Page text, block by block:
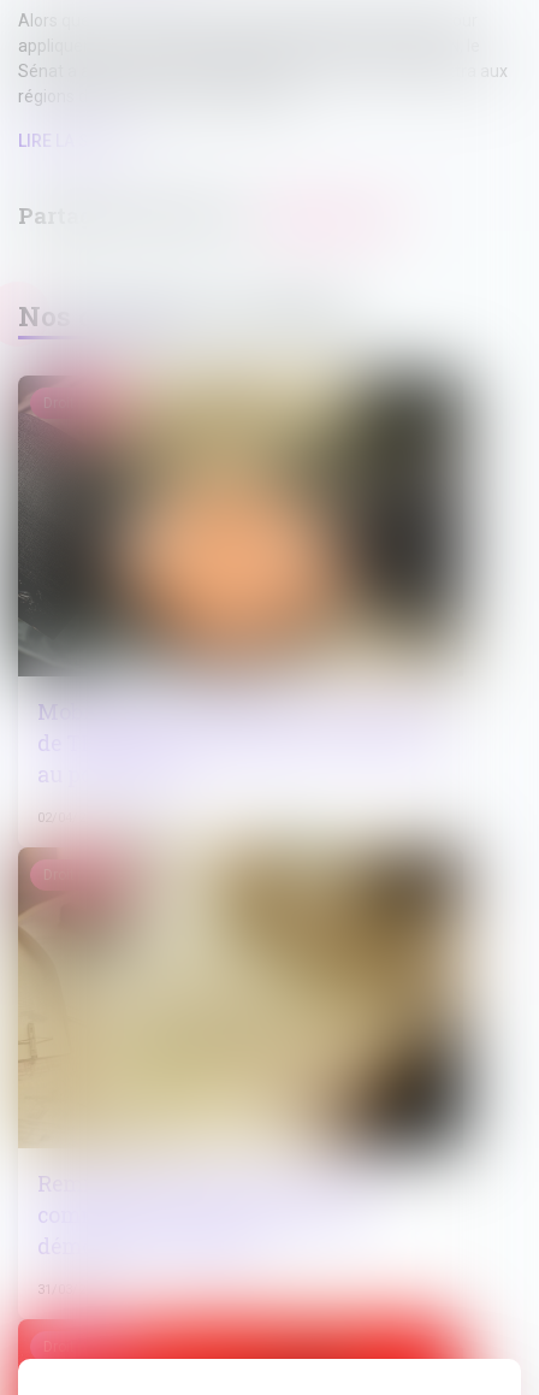
Alors que, sur le terrain, les élus s’arrachent les cheveux pour
appliquer les contraintes de sobriété foncière liées au ZAN, le
Sénat a adopté le 18 mars 2025 la loi « Trace » qui permettra aux
régions de fixer leur propre trajectoire...
LIRE LA SUITE
Nos dernières actualités
Mobilisation conjointe des Parquets et
de TRACFIN pour frapper les criminels
au portefeuille
02/04/2025
Droit pénal
Remise en état d’une parcelle : les
communes peuvent solliciter la
démolition en référé !
31/03/2025
Droit public
Droit pénal